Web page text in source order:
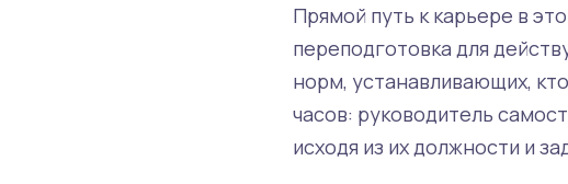
Прямой путь к карьере в
переподготовка для
норм, устанавливающих,
часов: руководитель
исходя из их должности и